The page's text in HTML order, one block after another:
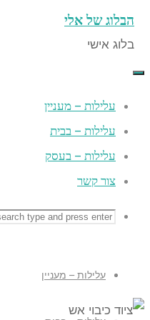
Skip
הבלוג של אלי
בלוג אישי
עלילות – מעניין
עלילות – בבית
עלילות – בעסק
צור קשר
Search
Search
עלילות – מעניין